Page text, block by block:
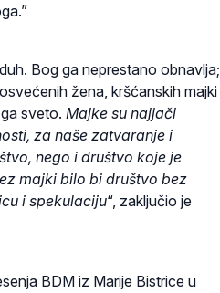
Bog ga neprestano obnavlja;
žena, kršćanskih majki
sveto. Majke su najjači
za naše zatvaranje i
nego i društvo koje je
majki bilo bi društvo bez
i spekulaciju“, zaključio je
BDM iz Marije Bistrice u